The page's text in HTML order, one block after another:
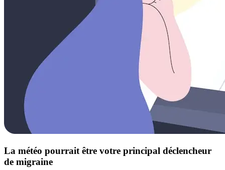
La météo pourrait être votre principal déclencheur
de migraine